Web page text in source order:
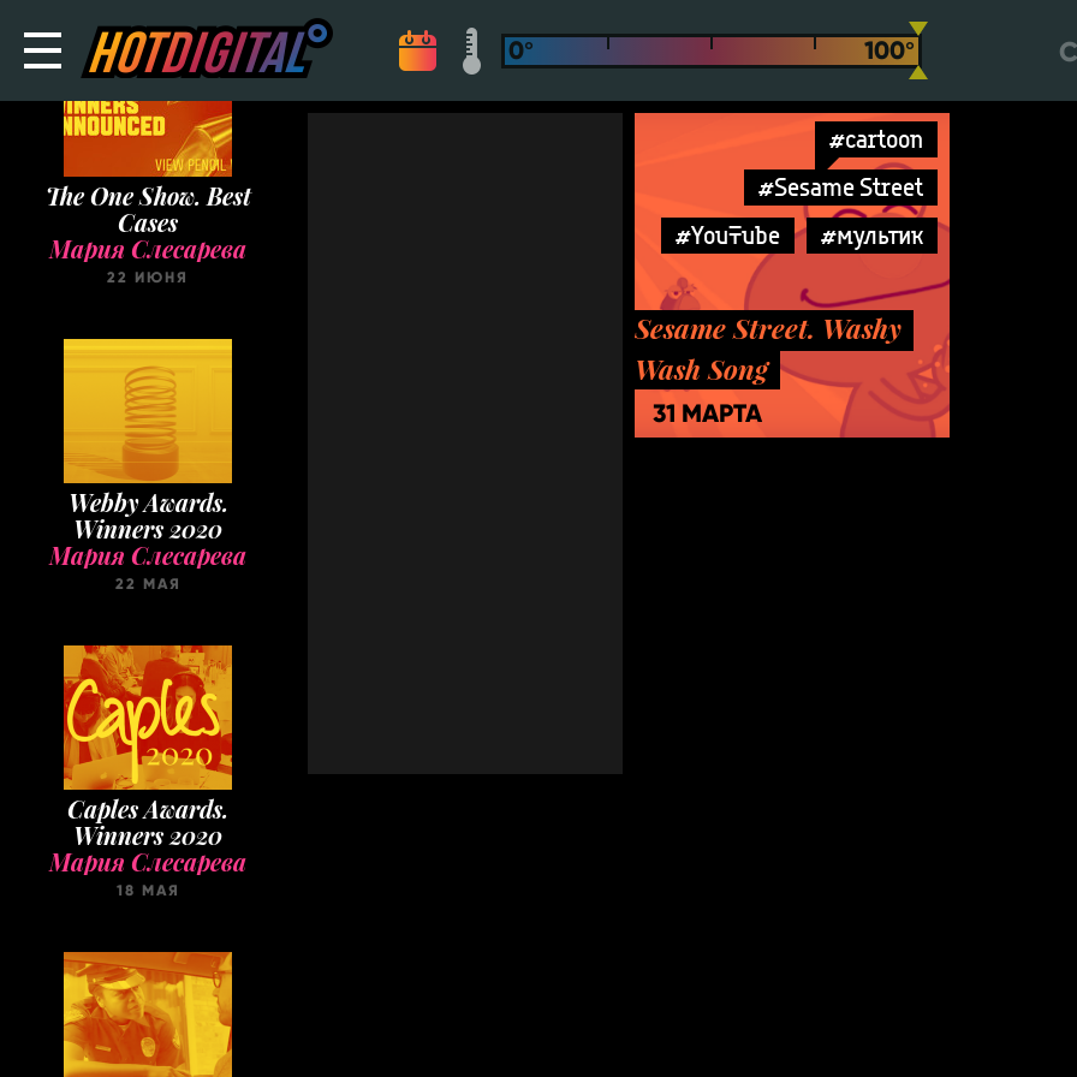
The One Show. Best
Cases
Мария Слесарева
22 ИЮНЯ
Webby Awards.
Winners 2020
Мария Слесарева
22 МАЯ
Caples Awards.
Winners 2020
Мария Слесарева
18 МАЯ
#cartoon
#Sesame Street
#YouTube
#мультик
Sesame Street. Washy
Wash Song
31 МАРТА